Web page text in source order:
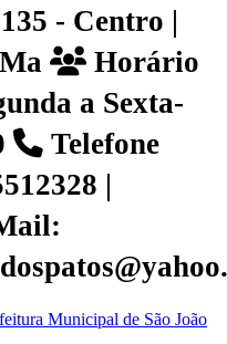
- Centro |
Horário
a Sexta-
Telefone
|
Municipal de São João